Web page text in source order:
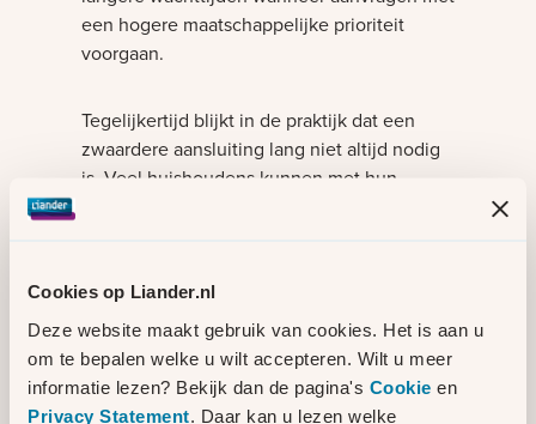
Cookies op Liander.nl
Deze website maakt gebruik van cookies. Het is aan u
om te bepalen welke u wilt accepteren. Wilt u meer
informatie lezen? Bekijk dan de pagina's Cookie en
Privacy Statement . Daar kan u lezen welke
een hogere maatschappelijke prioriteit
voorgaan.
Tegelijkertijd blijkt in de praktijk dat een
zwaardere aansluiting lang niet altijd nodig
is. Veel huishoudens kunnen met hun
warmtepomp is vaak mogelijk zonder
verzwaring van de aansluiting.
Daarom adviseren wij klanten om vooraf
goed te onderzoeken wat er binnen hun